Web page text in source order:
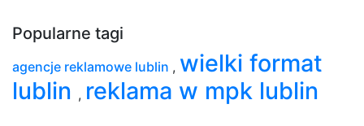
Popularne tagi
agencje reklamowe lublin , wielki format
lublin , reklama w mpk lublin